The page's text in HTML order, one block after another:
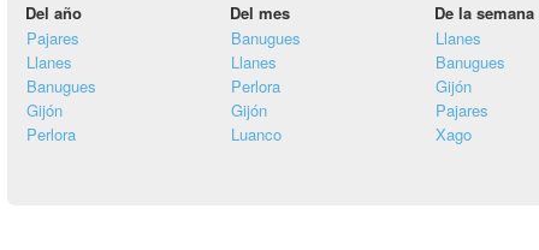
Del año Del mes
De la semana
Pajares
Llanes
Banugues
Gijón
Perlora
Banugues
Llanes
Perlora
Gijón
Luanco
Llanes
Banugues
Gijón
Pajares
Xago